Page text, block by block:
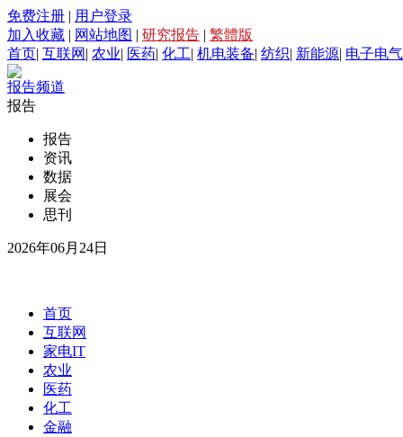
免费注册 | 用户登录
加入收藏 | 网站地图 | 研究报告 | 繁體版
首页| 互联网 | 农业| 医药| 化工| 机电装备| 纺织| 新能源| 电子电气
报告频道
报告
报告
资讯
数据
展会
思刊
2026年06月24日
首页
互联网
家电IT
农业
医药
化工
金融